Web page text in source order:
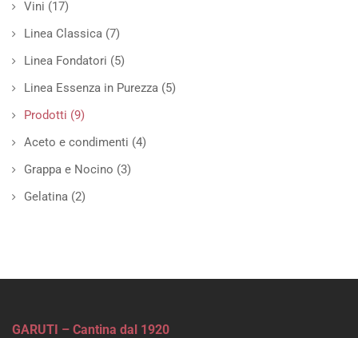
Vini (17)
Linea Classica (7)
Linea Fondatori (5)
Linea Essenza in Purezza (5)
Prodotti (9)
Aceto e condimenti (4)
Grappa e Nocino (3)
Gelatina (2)
GARUTI – Cantina dal 1920